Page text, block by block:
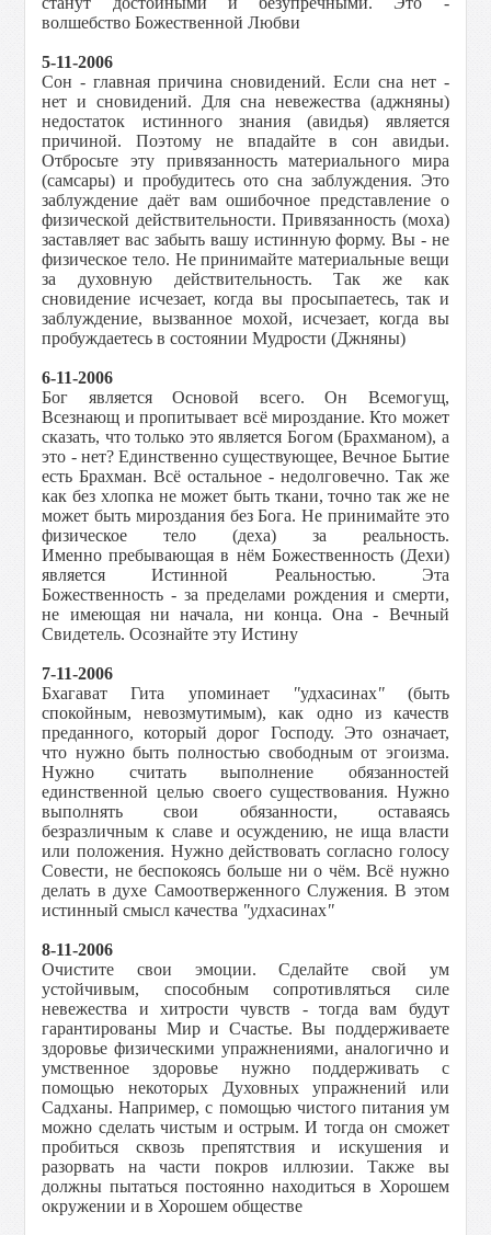
волшебство Божественной Любви
5-11-2006
Сон - главная причина сновидений. Если сна нет -
нет и сновидений. Для сна невежества (аджняны)
недостаток истинного знания (авидья) является
причиной. Поэтому не впадайте в сон авидьи.
Отбросьте эту привязанность материального мира
(самсары) и пробудитесь ото сна заблуждения. Это
заблуждение даёт вам ошибочное представление о
физической действительности. Привязанность (моха)
заставляет вас забыть вашу истинную форму. Вы - не
физическое тело. Не принимaйте материальные вещи
за духовную действительность. Так же как
сновидение исчезает, когда вы просыпаетесь, так и
заблуждение, вызванное мохой, исчезает, когда вы
пробуждаетесь в состоянии Мудрости (Джняны)
6-11-2006
Бог является Основой всего. Он Всемогущ,
Всезнающ и пропитывает всё мироздание. Кто может
сказать, что только это является Богом (Брахманом), а
это - нет? Единственно существующее, Вечное Бытие
есть Брахман. Всё остальное - недолговечно. Так же
как без хлопка не может быть ткани, точно так же не
может быть мироздания без Бога. Не принимaйте это
физическое тело (деха) за реальность.
Именно пребывающая в нём Божественность (Дехи)
является Истинной Реальностью. Эта
Божественность - за пределами рождения и смерти,
не имеющая ни начала, ни конца. Она - Вечный
Свидетель. Осознайте эту Истину
7-11-2006
Бхагават Гита упоминает
"удхасинах" (быть
спокойным, невозмутимым), как одно из качеств
преданного, который дорог Господу. Это означает,
что нужно быть полностью свободным от эгоизма.
Нужно считать выполнение обязанностей
единственной целью своего существования. Нужно
выполнять свои обязанности, оставаясь
безразличным к славе и осуждению, не ища власти
или положения. Нужно действовать согласно голосу
Совести, не беспокоясь больше ни о чём. Всё нужно
делать в духе Самоотверженного Служения. В этом
истинный смысл качества "удхасинах"
8-11-2006
Очистите свои эмоции. Сделайте свой ум
устойчивым, способным сопротивляться силе
невежества и хитрости чувств - тогда вам будут
гарантированы Мир и Счастье. Вы поддерживаете
здоровье физическими упражнениями, аналогично и
умственное здоровье нужно поддерживать с
помощью некоторых Духовных упражнений или
Садханы. Например, с помощью чистого питания ум
можно сделать чистым и острым. И тогда он сможет
пробиться сквозь препятствия и искушения и
разорвать на части покров иллюзии. Также вы
должны пытаться постоянно находиться в Хорошем
окружении и в Хорошем обществе